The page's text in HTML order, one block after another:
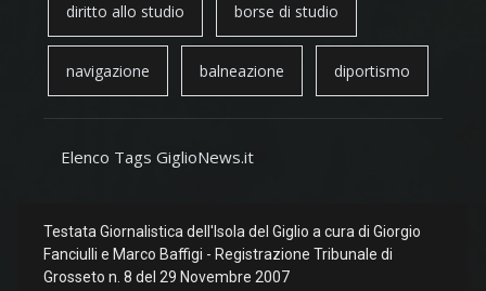
diritto allo studio borse di studio
navigazione balneazione diportismo
Elenco Tags GiglioNews.it
Testata Giornalistica dell'Isola del Giglio a cura di Giorgio
Fanciulli e Marco Baffigi - Registrazione Tribunale di
Grosseto n. 8 del 29 Novembre 2007